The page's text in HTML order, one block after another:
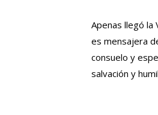
Apenas llegó la
es mensajera
consuelo y
salvación y